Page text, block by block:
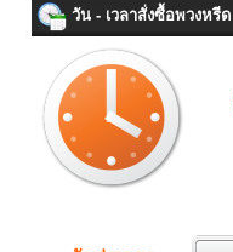
วัน - เวลาสั่งซื้อพวงหรีด